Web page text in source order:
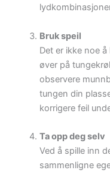
Bruk speil
Det er ikke noe
øver på
observere
tungen din
korrigere feil
Ta opp deg selv
Ved å spille inn
sammenligne